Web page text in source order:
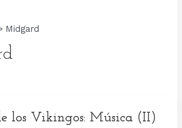
Midgard
los Vikingos: Música (II)